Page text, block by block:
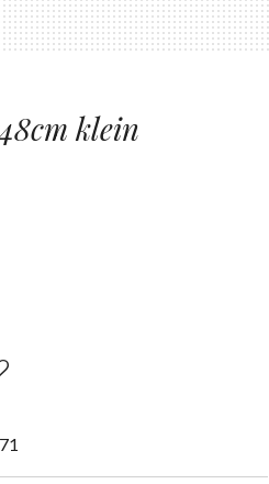
klein